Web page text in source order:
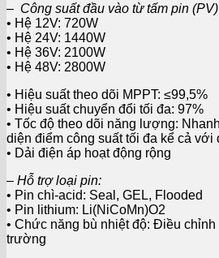
– Công suất đầu vào từ tấm pin (PV)
• Hệ 12V: 720W
• Hệ 24V: 1440W
• Hệ 36V: 2100W
• Hệ 48V: 2800W
• Hiệu suất theo dõi MPPT: ≤99,5%
• Hiệu suất chuyển đổi tối đa: 97%
• Tốc độ theo dõi năng lượng:
diện điểm công suất tối đa kể cả với
• Dải điện áp hoạt động rộng
– Hỗ trợ loại pin:
• Pin chì-acid: Seal, GEL, Flooded
• Pin lithium: Li(NiCoMn)O2
• Chức năng bù nhiệt độ: Điều
trường